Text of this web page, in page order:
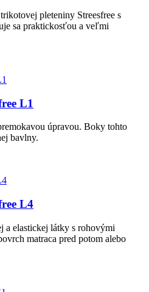
pleteniny Streesfree s
sa praktickosťou a veľmi
L1
úpravou. Boky tohto
bavlny.
L4
a elastickej látky s rohovými
matraca pred potom alebo